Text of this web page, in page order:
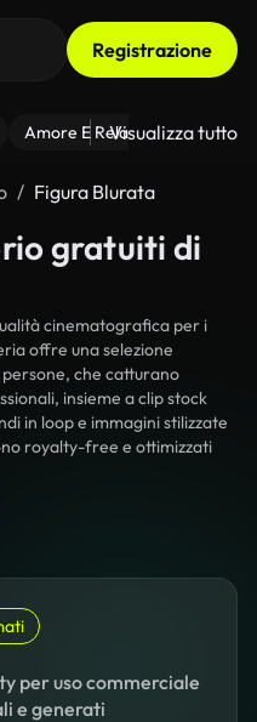
Registrazione
Amore E Relazioni Il
Visualizza tutto
Figura Blurata
gratuiti di
cinematografica per i
offre una selezione
che catturano
insieme a clip stock
in loop e immagini stilizzate
royalty-free e ottimizzati
per uso commerciale
e generati